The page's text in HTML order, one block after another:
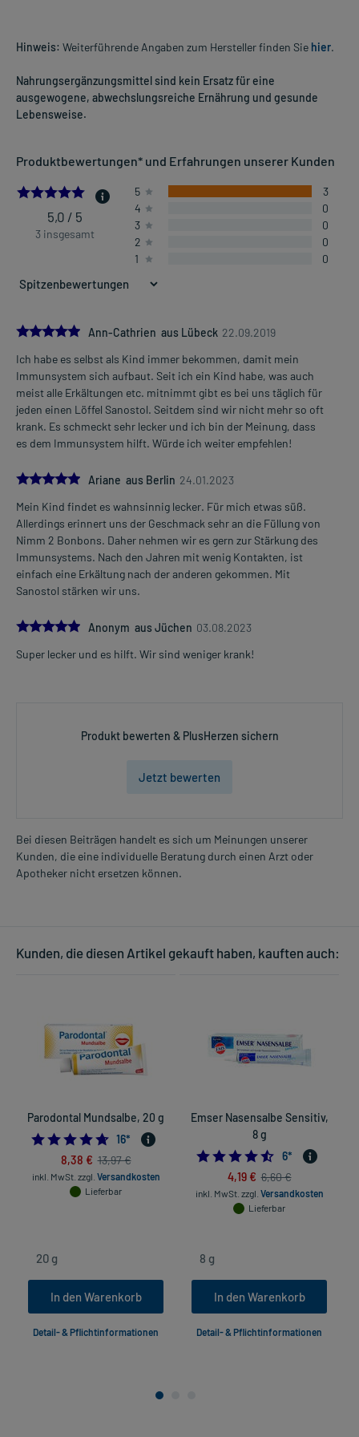
Hinweis: Weiterführende Angaben zum Hersteller finden Sie hier.
Nahrungsergänzungsmittel sind kein Ersatz für eine
ausgewogene, abwechslungsreiche Ernährung und gesunde
Lebensweise.
Produktbewertungen* und Erfahrungen unserer Kunden
5.0
5,0 / 5
3 insgesamt
5
3
4
0
3
0
2
0
1
0
5.0Ann-Cathrien aus Lübeck 22.09.2019
Ich habe es selbst als Kind immer bekommen, damit mein
Immunsystem sich aufbaut. Seit ich ein Kind habe, was auch
meist alle Erkältungen etc. mitnimmt gibt es bei uns täglich für
jeden einen Löffel Sanostol. Seitdem sind wir nicht mehr so oft
krank. Es schmeckt sehr lecker und ich bin der Meinung, dass
es dem Immunsystem hilft. Würde ich weiter empfehlen!
5.0Ariane aus Berlin 24.01.2023
Mein Kind findet es wahnsinnig lecker. Für mich etwas süß.
Allerdings erinnert uns der Geschmack sehr an die Füllung von
Nimm 2 Bonbons. Daher nehmen wir es gern zur Stärkung des
Immunsystems. Nach den Jahren mit wenig Kontakten, ist
einfach eine Erkältung nach der anderen gekommen. Mit
Sanostol stärken wir uns.
5.0Anonym aus Jüchen 03.08.2023
Super lecker und es hilft. Wir sind weniger krank!
Produkt bewerten & PlusHerzen sichern
Jetzt bewerten
Bei diesen Beiträgen handelt es sich um Meinungen unserer
Kunden, die eine individuelle Beratung durch einen Arzt oder
Apotheker nicht ersetzen können.
Kunden, die diesen Artikel gekauft haben, kauften auch:
Parodontal Mundsalbe, 20 g
4.6875
16*
8,38 € 13,97 €
inkl. MwSt. zzgl. Versandkosten
Lieferbar
In den Warenkorb
Detail- & Pflichtinformationen
Emser Nasensalbe Sensitiv,
8 g
4.5
6*
4,19 € 6,60 €
inkl. MwSt. zzgl. Versandkosten
Lieferbar
In den Warenkorb
Detail- & Pflichtinformationen